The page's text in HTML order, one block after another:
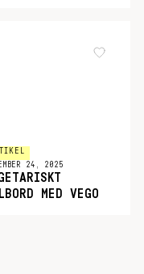
24, 2025
MED VEGO